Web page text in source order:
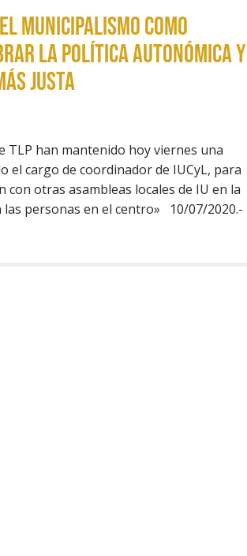
municipalismo como
la política autonómica y
justa
TLP han mantenido hoy viernes una
el cargo de coordinador de IUCyL, para
otras asambleas locales de IU en la
personas en el centro» 10/07/2020.-